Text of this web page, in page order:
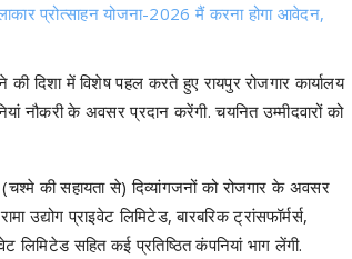
प्रोत्साहन योजना-2026 मैं करना होगा आवेदन,
दिशा में विशेष पहल करते हुए रायपुर रोजगार कार्यालय
नौकरी के अवसर प्रदान करेंगी. चयनित उम्मीदवारों को
की सहायता से) दिव्यांगजनों को रोजगार के अवसर
प्राइवेट लिमिटेड, बारबरिक ट्रांसफॉर्मर्स,
लिमिटेड सहित कई प्रतिष्ठित कंपनियां भाग लेंगी.